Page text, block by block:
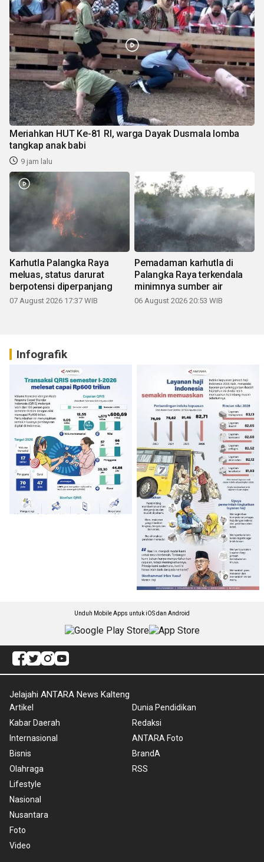
Meriahkan HUT Ke-81 RI, warga Dayak Dusmala lomba
tangkap anak babi
9 jam lalu
Karhutla Palangka Raya
meluas, status darurat
berpotensi diperpanjang
07 August 2026 17:37 WIB
Pemadaman karhutla di
Palangka Raya terkendala
minimnya sumber air
06 August 2026 20:53 WIB
Infografik
Unduh Mobile Apps untuk iOS dan Android
Jelajahi ANTARA News Kalteng
Artikel
Kabar Daerah
Internasional
Bisnis
Olahraga
Lifestyle
Nasional
Nusantara
Foto
Video
Dunia Pendidikan
Redaksi
ANTARA Foto
BrandA
RSS